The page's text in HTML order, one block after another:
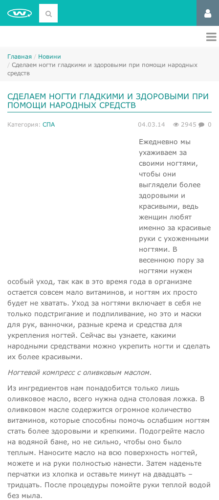
Главная
Новини
Сделаем ногти гладкими и здоровыми при помощи народных
средств
СДЕЛАЕМ НОГТИ ГЛАДКИМИ И ЗДОРОВЫМИ ПРИ
ПОМОЩИ НАРОДНЫХ СРЕДСТВ
Категория: СПА 04.03.14 2945 0
Ежедневно мы
ухаживаем за
своими ногтями,
чтобы они
выглядели более
здоровыми и
красивыми, ведь
женщин любят
именно за красивые
руки с ухоженными
ногтями. В
весеннюю пору за
ногтями нужен
особый уход, так как в это время года в организме
остается совсем мало витаминов, и ногтям их просто
будет не хватать. Уход за ногтями включает в себя не
только подстригание и подпиливание, но это и маски
для рук, ванночки, разные крема и средства для
укрепления ногтей. Сейчас вы узнаете, какими
народными средствами можно укрепить ногти и сделать
их более красивыми.
Ногтевой компресс с оливковым маслом.
Из ингредиентов нам понадобится только лишь
оливковое масло, всего нужна одна столовая ложка. В
оливковом масле содержится огромное количество
витаминов, которые способны помочь ослабшим ногтям
стать более здоровыми и крепкими. Подогрейте масло
на водяной бане, но не сильно, чтобы оно было
теплым. Наносите масло на всю поверхность ногтей,
можете и на руки полностью нанести. Затем наденьте
перчатки из хлопка и оставьте минут на двадцать –
тридцать. После процедуры помойте руки теплой водой
без мыла.